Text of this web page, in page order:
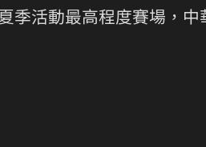
季活動最高程度賽場，